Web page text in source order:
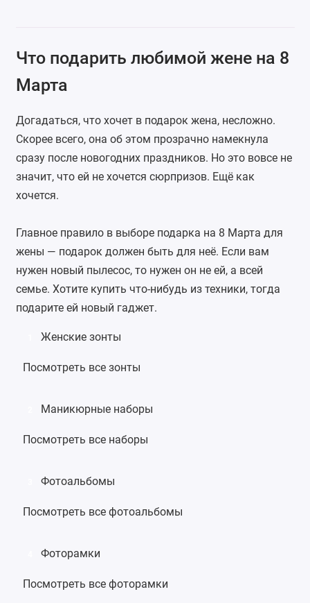
Что подарить любимой жене на 8
Марта
Догадаться, что хочет в подарок жена, несложно.
Скорее всего, она об этом прозрачно намекнула
сразу после новогодних праздников. Но это вовсе не
значит, что ей не хочется сюрпризов. Ещё как
хочется.
Главное правило в выборе подарка на 8 Марта для
жены — подарок должен быть для неё. Если вам
нужен новый пылесос, то нужен он не ей, а всей
семье. Хотите купить что-нибудь из техники, тогда
подарите ей новый гаджет.
Женские зонты
Посмотреть все зонты
Маникюрные наборы
Посмотреть все наборы
Фотоальбомы
Посмотреть все фотоальбомы
Фоторамки
Посмотреть все фоторамки